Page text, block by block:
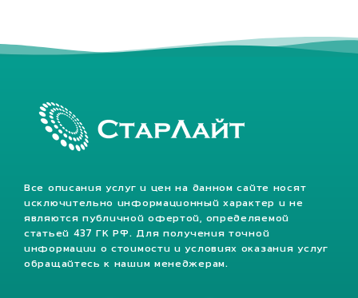
Все описания услуг и цен на данном сайте носят
исключительно информационный характер и не
являются публичной офертой, определяемой
статьей 437 ГК РФ. Для получения точной
информации о стоимости и условиях оказания услуг
обращайтесь к нашим менеджерам.